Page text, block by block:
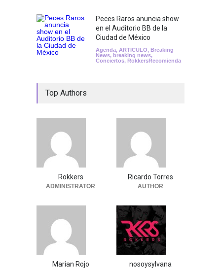
Peces Raros anuncia show
en el Auditorio BB de la
Ciudad de México
Agenda, ARTICULO, Breaking
News, breaking news,
Conciertos, RokkersRecomienda
Top Authors
Rokkers
ADMINISTRATOR
Ricardo Torres
AUTHOR
Marian Rojo nosoysylvana